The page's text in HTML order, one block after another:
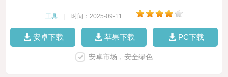
工具 时间：2025-09-11
安卓下载 苹果下载 PC下载
安卓市场，安全绿色